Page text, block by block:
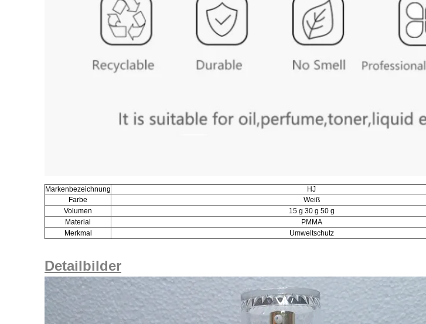
Markenbezeichnung
HJ
Farbe
Weiß
Volumen
15 g 30 g 50 g
Material
PMMA
Merkmal
Umweltschutz
Detailbilder